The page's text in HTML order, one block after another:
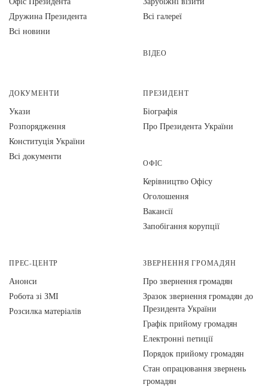
Дружина Президента
Всі новини
Всі галереї
ВІДЕО
ДОКУМЕНТИ
Укази
Розпорядження
Конституція України
Всі документи
ПРЕЗИДЕНТ
Біографія
Про Президента України
ОФІС
Керівництво Офісу
Оголошення
Вакансії
Запобігання корупції
ПРЕС-ЦЕНТР
Анонси
Робота зі ЗМІ
Розсилка матеріалів
ЗВЕРНЕННЯ ГРОМАДЯН
Про звернення громадян
Зразок звернення громадян до
Президента України
Графік прийому громадян
Електронні петиції
Порядок прийому громадян
Стан опрацювання звернень
громадян